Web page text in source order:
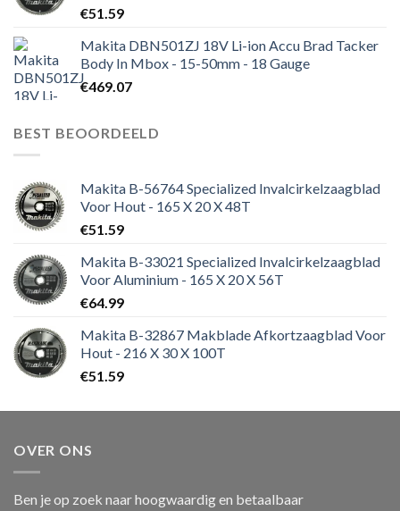
€51.59
Makita DBN501ZJ 18V Li-ion Accu Brad Tacker
Body In Mbox - 15-50mm - 18 Gauge
€469.07
BEST BEOORDEELD
Makita B-56764 Specialized Invalcirkelzaagblad
Voor Hout - 165 X 20 X 48T
€51.59
Makita B-33021 Specialized Invalcirkelzaagblad
Voor Aluminium - 165 X 20 X 56T
€64.99
Makita B-32867 Makblade Afkortzaagblad Voor
Hout - 216 X 30 X 100T
€51.59
OVER ONS
Ben je op zoek naar hoogwaardig en betaalbaar